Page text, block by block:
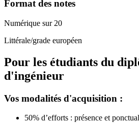
Format des notes
Numérique sur 20
Littérale/grade européen
Pour les étudiants du
d'ingénieur
Vos modalités d'acquisition :
50% d’efforts : présence et